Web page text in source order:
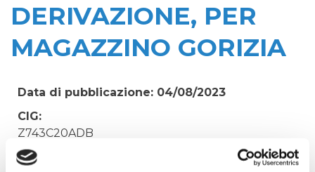
DERIVAZIONE, PER
MAGAZZINO GORIZIA
Data di pubblicazione: 04/08/2023
CIG:
Z743C20ADB
Struttura proponente: